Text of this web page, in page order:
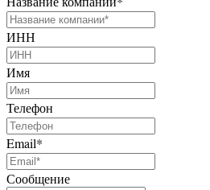
ИНН
Имя
Телефон
Email*
Сообщение